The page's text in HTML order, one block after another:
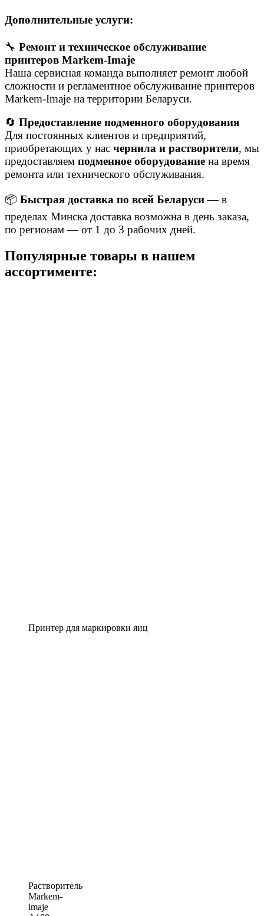
Дополнительные услуги:
🔧 Ремонт и техническое обслуживание
принтеров Markem-Imaje
Наша сервисная команда выполняет ремонт любой
сложности и регламентное обслуживание принтеров
Markem-Imaje на территории Беларуси.
🔄 Предоставление подменного оборудования
Для постоянных клиентов и предприятий,
приобретающих у нас чернила и растворители, мы
предоставляем подменное оборудование на время
ремонта или технического обслуживания.
📦 Быстрая доставка по всей Беларуси— в
пределах Минска доставка возможна в день заказа,
по регионам — от 1 до 3 рабочих дней.
Популярные товары в нашем
ассортименте:
Принтер для маркировки яиц
Растворитель
Markem-
imaje